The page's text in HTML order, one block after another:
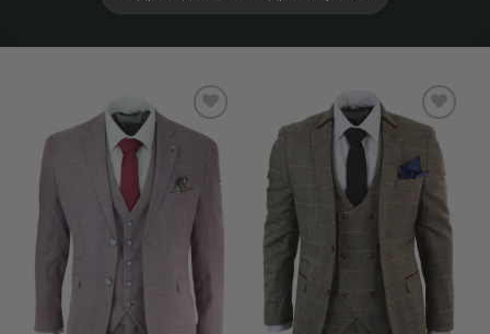
Add to
wishlist
Add to
wishlist